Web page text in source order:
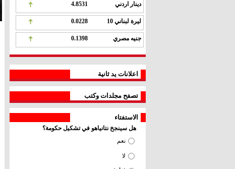
دينار اردني 4.8531
ليرة لبناني 10 0.0228
جنيه مصري 0.1398
اعلانات يد ثانية
تصفح مجلدات وكتب
الاستفتاء